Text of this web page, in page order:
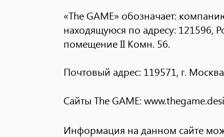
«The GAME» обозначает:
находящуюся по адресу: 121596,
помещение II Комн. 56.
Почтовый адрес: 119571, г.
Сайты The GAME:
Информация на данном сайте